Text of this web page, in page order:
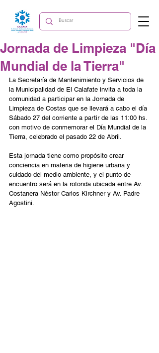
Jornada de Limpieza "Día
Mundial de la Tierra"
La Secretaría de Mantenimiento y Servicios de
la Municipalidad de El Calafate invita a toda la
comunidad a participar en la Jornada de
Limpieza de Costas que se llevará a cabo el día
Sábado 27 del corriente a partir de las 11:00 hs.
con motivo de conmemorar el Día Mundial de la
Tierra, celebrado el pasado 22 de Abril.
Esta jornada tiene como propósito crear
conciencia en materia de higiene urbana y
cuidado del medio ambiente, y el punto de
encuentro será en la rotonda ubicada entre Av.
Costanera Néstor Carlos Kirchner y Av. Padre
Agostini.